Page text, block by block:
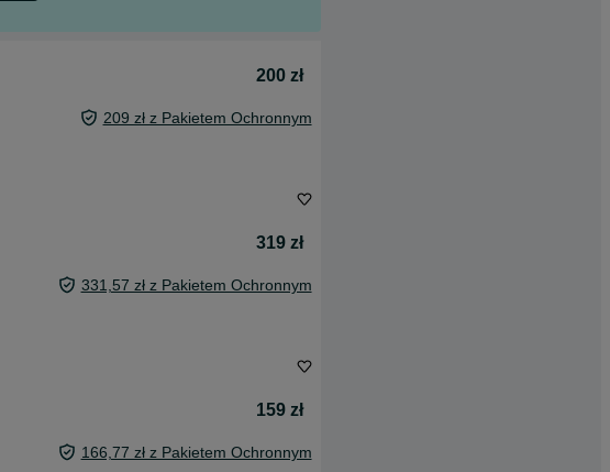
200 zł
209 zł z Pakietem Ochronnym
319 zł
331,57 zł z Pakietem Ochronnym
159 zł
166,77 zł z Pakietem Ochronnym